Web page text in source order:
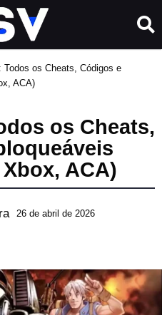
Todos os Cheats, Códigos e
ACA)
os Cheats,
ACA)
26 de abril de 2026
j
u
n
h